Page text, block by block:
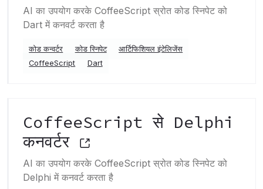
AI का उपयोग करके CoffeeScript स्रोत कोड स्निपेट को
Dart में कनवर्ट करता है
कोड कन्वर्टर कोड स्निपेट
आर्टिफिशियल इंटेलिजेंस
CoffeeScript
Dart
CoffeeScript से Delphi
कनवर्टर
AI का उपयोग करके CoffeeScript स्रोत कोड स्निपेट को
Delphi में कनवर्ट करता है